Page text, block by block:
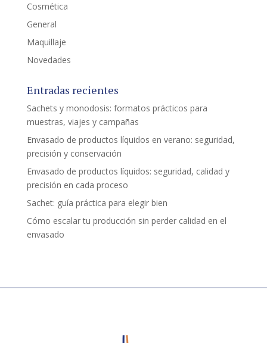
Cosmética
General
Maquillaje
Novedades
Entradas recientes
Sachets y monodosis: formatos prácticos para
muestras, viajes y campañas
Envasado de productos líquidos en verano: seguridad,
precisión y conservación
Envasado de productos líquidos: seguridad, calidad y
precisión en cada proceso
Sachet: guía práctica para elegir bien
Cómo escalar tu producción sin perder calidad en el
envasado